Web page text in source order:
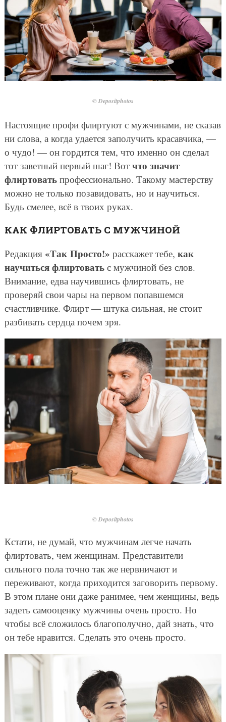
© Depositphotos
Настоящие профи флиртуют с мужчинами, не сказав
ни слова, а когда удается заполучить красавчика, —
о чудо! — он гордится тем, что именно он сделал
тот заветный первый шаг! Вот что значит
флиртоватьпрофессионально. Такому мастерству
можно не только позавидовать, но и научиться.
Будь смелее, всё в твоих руках.
КАК ФЛИРТОВАТЬ С МУЖЧИНОЙ
Редакция «Так Просто!» расскажет тебе, как
научиться флиртоватьс мужчиной без слов.
Внимание, едва научившись флиртовать, не
проверяй свои чары на первом попавшемся
счастливчике. Флирт — штука сильная, не стоит
разбивать сердца почем зря.
© Depositphotos
Кстати, не думай, что мужчинам легче начать
флиртовать, чем женщинам. Представители
сильного пола точно так же нервничают и
переживают, когда приходится заговорить первому.
В этом плане они даже ранимее, чем женщины, ведь
задеть самооценку мужчины очень просто. Но
чтобы всё сложилось благополучно, дай знать, что
он тебе нравится. Сделать это очень просто.